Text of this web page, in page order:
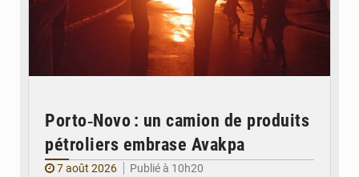
Porto‑Novo : un camion de produits
pétroliers embrase Avakpa
7 août 2026
Publié à 10h20